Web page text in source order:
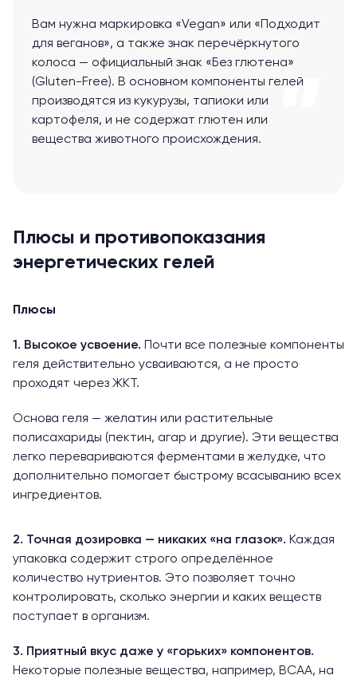
Вам нужна маркировка «Vegan» или «Подходит
для веганов», а также знак перечёркнутого
колоса — официальный знак «Без глютена»
(Gluten-Free). В основном компоненты гелей
производятся из кукурузы, тапиоки или
картофеля, и не содержат глютен или
вещества животного происхождения.
Плюсы и противопоказания
энергетических гелей
Плюсы
1. Высокое усвоение. Почти все полезные компоненты
геля действительно усваиваются, а не просто
проходят через ЖКТ.
Основа геля — желатин или растительные
полисахариды (пектин, агар и другие). Эти вещества
легко перевариваются ферментами в желудке, что
дополнительно помогает быстрому всасыванию всех
ингредиентов.
2. Точная дозировка — никаких «на глазок». Каждая
упаковка содержит строго определённое
количество нутриентов. Это позволяет точно
контролировать, сколько энергии и каких веществ
поступает в организм.
3. Приятный вкус даже у «горьких» компонентов.
Некоторые полезные вещества, например, BCAA, на